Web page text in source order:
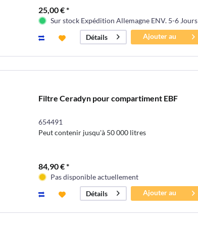
25,00 € *
Sur stock Expédition Allemagne ENV. 5-6 Jours
Détails
Ajouter au
panier
Filtre Ceradyn pour compartiment EBF
654491
Peut contenir jusqu'à 50 000 litres
84,90 € *
Pas disponible actuellement
Détails
Ajouter au
panier